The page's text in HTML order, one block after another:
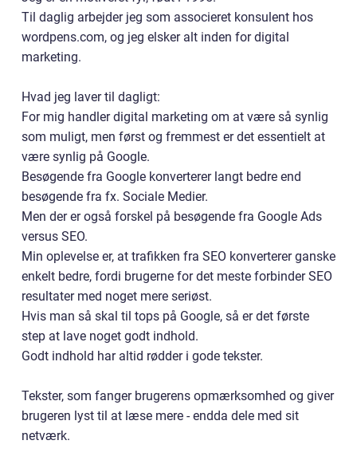
Til daglig arbejder jeg som associeret konsulent hos
wordpens.com, og jeg elsker alt inden for digital
marketing.
Hvad jeg laver til dagligt:
For mig handler digital marketing om at være så synlig
som muligt, men først og fremmest er det essentielt at
være synlig på Google.
Besøgende fra Google konverterer langt bedre end
besøgende fra fx. Sociale Medier.
Men der er også forskel på besøgende fra Google Ads
versus SEO.
Min oplevelse er, at trafikken fra SEO konverterer ganske
enkelt bedre, fordi brugerne for det meste forbinder SEO
resultater med noget mere seriøst.
Hvis man så skal til tops på Google, så er det første
step at lave noget godt indhold.
Godt indhold har altid rødder i gode tekster.
Tekster, som fanger brugerens opmærksomhed og giver
brugeren lyst til at læse mere - endda dele med sit
netværk.